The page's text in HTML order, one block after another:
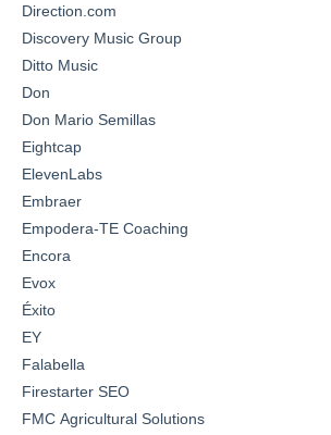
Direction.com
Discovery Music Group
Ditto Music
Don
Don Mario Semillas
Eightcap
ElevenLabs
Embraer
Empodera-TE Coaching
Encora
Evox
Éxito
EY
Falabella
Firestarter SEO
FMC Agricultural Solutions